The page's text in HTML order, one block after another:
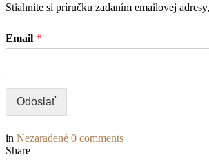
Stiahnite si príručku zadaním emailovej
Email *
Odoslať
in Nezaradené 0 comments
Share